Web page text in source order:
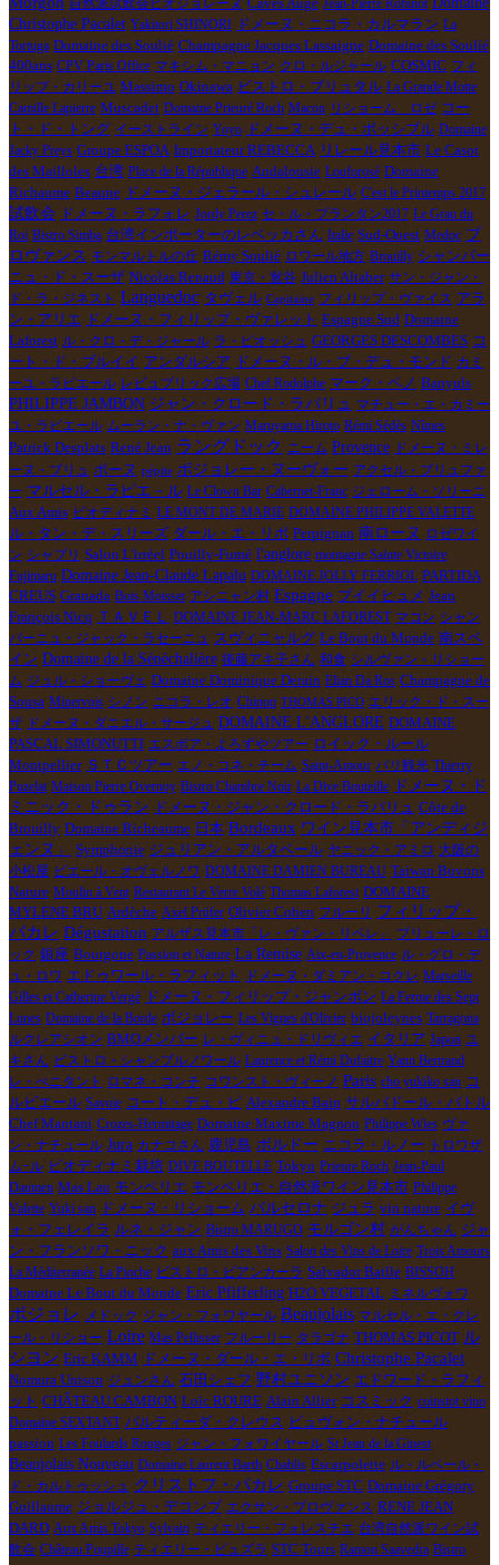
Christophe Pacalet Yakitori SHINORI ドメーヌ・ニコラ・カルマラン La
Tortuga Domaine des Soulié Champagne Jacques Lassaigne Domaine des Soulié
400ans CPV Paris Office マキシム・マニョン クロ・ルジャール COSMIC フィ
リップ・カリーユ Massimo Okinawa ビストロ・ブリュタル La Grande Motte
Camille Lapierre Muscadet Domaine Prieuré Roch Macon リショーム ロゼ コー
ト・ド・トング イーストライン Yoyo ドメーヌ・デュ・ポッシブル Domaine
Jacky Preys Groupe ESPOA Importateur REBECCA リレール見本市 Le Casot
des Mailloles 台湾 Place de la République Andalousie Louforosé Domaine
Richaume Beaune ドメーヌ・ジェラール・シュレール C'est le Printemps 2017
試飲会 ドメーヌ・ラフォレ Jordy Perez セ・ル・プランタン2017 Le Grau du
Roi Bistro Simba 台湾インポーターのレベッカさん Italie Sud-Ouest Medoc プ
ロヴァンス モンマルトルの丘 Rémy Soulié ロワール地方 Brouilly シャンパー
ニュ・ド・スーザ Nicolas Renaud 東京・鴬谷 Julien Altaber サン・ジャン・
ド・ラ・ジネスト Languedoc タヴェル Capitaine フィリップ・ヴァイス アラ
ン・アリエ
ドメーヌ・フィリップ・ヴァレット Espagne Sud Domaine
Laforest ル・クロ・デ・ジャール ラ・ピオッシュ GEORGES DESCOMBES コ
ート・ド・ブルイイ アンダルシア ドメーヌ・ル・ブ・デュ・モンド カミ
ーユ・ラピエール レピュブリック広場 Chef Rodolphe マーク・ペノ Banyuls
PHILIPPE JAMBON ジャン・クロード・ラパリュ
マチュー・エ・カミー
ユ・ラピエール ムーラン・ナ・ヴァン Maruyama Hiroto Rémi Sédès Nîmes
Patrick Desplats René Jean ラングドック ニーム Provence ドメーヌ・ミレ
ーヌ・ブリュ ボーヌ pépite ボジョレー・ヌーヴォー アクセル・プリュファ
ー マルセル・ラピエ－ル Le Clown Bar Cabernet-Franc ジェローム・ソリーニ
Aux Amis ビオディナミ LE MONT DE MARIE DOMAINE PHILIPPE VALETTE
ル・タン・デ・スリーズ ダール・エ・リボ Perpignan 南ローヌ
ロゼワイ
ン シャブリ Salon L'irréel Pouilly-Fumé l'anglore montagne Sainte Victoire
Fujimaru Domaine Jean-Claude Lapalu DOMAINE JOLLY FERRIOL PARTIDA
CREUS Granada Bois Moisset アシニャン村 Espagne プイイヒュメ Jean
François Nicq ＴＡＶＥＬ DOMAINE JEAN-MARC LAFOREST マコン シャン
パーニュ・ジャック・ラセーニュ
スヴィニャルグ Le Bout du Monde 南スペ
イン Domaine de la Sénèchalière 後藤アキ子さん 和食 シルヴァン・リショー
ム ジュル・ショーヴェ Domaine Dominique Derain Elian Da Ros Champagne de
Sousa Minervois シノン ニコラ・レオ Chinon THOMAS PICO エリック・ド・スー
ザ ドメーヌ・ダニエル・サージュ DOMAINE L'ANGLORE DOMAINE
PASCAL SIMONUTTI エスポア・よろずやツアー ロイック・ルール
Montpellier ＳＴＣツアー エノ・コネ・チーム Saint-Amour パリ観光 Thierry
Puzelat Maison Pierre Overnoy Bistro Chambre Noir La Dive Bouteille
ドメーヌ・ド
ミニック・ドゥラン ドメーヌ・ジャン・クロード・ラパリュ Côte de
Brouilly Domaine Richeaume 日本 Bordeaux ワイン見本市「アンディジ
ェンヌ」
Symphonie ジュリアン・アルタベール ヤニック・アミロ 大阪の
小松屋 ピエール・オヴェルノワ DOMAINE DAMIEN BUREAU Taiwan Buvons
Nature Moulin à Vent Restaurant Le Verre Volé Thomas Laforest DOMAINE
MYLENE BRU Ardèche Axel Prüfer Olivier Cohen フルーリ フィリップ・
パカレ Dégustation アルザス見本市「レ・ヴァン・リベレ」
プリューレ・ロ
ック 銀座 Bourgone Passion et Nature La Remise Aix-en-Provence ル・グロ・デ
ュ・ロワ エドゥワール・ラフィット ドメーヌ・ダミアン・コクレ Marseille
Gilles et Catherine Vergé ドメーヌ・フィリップ・ジャンボン La Ferme des Sept
Lunes Domaine de la Borde ボジョレー Les Vignes d'Olivier biojoleynes Tarragona
ルクレアシオン BMOメンバー レ・ヴィニュ・ドリヴィエ イタリア Japon ユ
キさん ビストロ・シャンブルノワール Laurence et Rémi Dufaitre Yann Bertrand
レ・ぺニタント
ロマネ・コンチ コワンスト・ヴィーノ Paris cho yukiko san コ
ルビエール Savoie コート・デュ・ピ Alexandre Bain サルバドール・バトル
Chef Mantani Crozes-Hermitage Domaine Maxime Magnon Philippe Wies ヴァ
ン・ナチュール Jura カナコさん 鹿児島 ボルドー ニコラ・ルノー
トロワザ
ム−ル ビオディナミ栽培 DIVE BOUTELLE Tokyo Prieure Roch Jean-Paul
Daumen Mas Lau モンペリエ モンペリエ・自然派ワイン見本市 Philippe
Valette Yuki san ドメーヌ・リショーム バルセロナ ジュラ vin nature イヴ
ォ・フェレイラ ルネ・ジャン Bistro MARUGO モルゴン村 がんちゃん ジャ
ン・フランソワ・ニック aux Amis des Vins Salon des Vins de Loire Trois Amours
La Méditerranée La Pioche ビストロ・ビアンカーラ Salvador Batlle BISSOH
Domaine Le Bout du Monde Eric Pfifferling H2O VEGETAL ミネルヴォワ
ボジョレ メドック ジャン・フォワヤール Beaujolais マルセル・エ・クレ
ール・リショー Loire Mas Pellisser フルーリー タラゴナ THOMAS PICOT ル
シヨン Eric KAMM ドメーヌ・ダール・エ・リボ Christophe Pacalet
Nomura Unison ジュンさん 石田シェフ 野村ユニソン エドワード・ラフィ
ット CHÂTEAU CAMBON Loïc ROURE Alain Allier コスミック coinstot vino
Domaine SEXTANT パルティーダ・クレウス ビュヴォン・ナチュール
passion Les Foulards Rouges ジャン・フォワイヤール St Jean de la Ginest
Beaujolais Nouveau Domaine Laurent Barth Chablis Escarpolette ル・ルペール・
ド・カルトゥッシュ
クリストフ・パカレ Groupe STC Domaine Grégory
Guillaume ジョルジュ・デコンブ エクサン・プロヴァンス RENE JEAN
DARD Aux Amis Tokyo Sylvain ティエリー・フォレスチエ 台湾自然派ワイン試
飲会 Château Poupille ティエリー・ピュズラ STC Tours Ramon Saavedra Bistro